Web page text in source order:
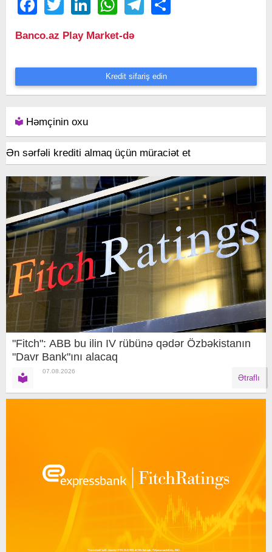
FacebookTwitter LinkedIn WhatsAppTelegram
Banco.az Play Market-də
Kredit sifariş edin
Həmçinin oxu
Ən sərfəli krediti almaq üçün müraciət et
"Fitch": ABB bu ilin IV rübünə qədər Özbəkistanın
"Davr Bank"ını alacaq
07.08.2026
Ətraflı